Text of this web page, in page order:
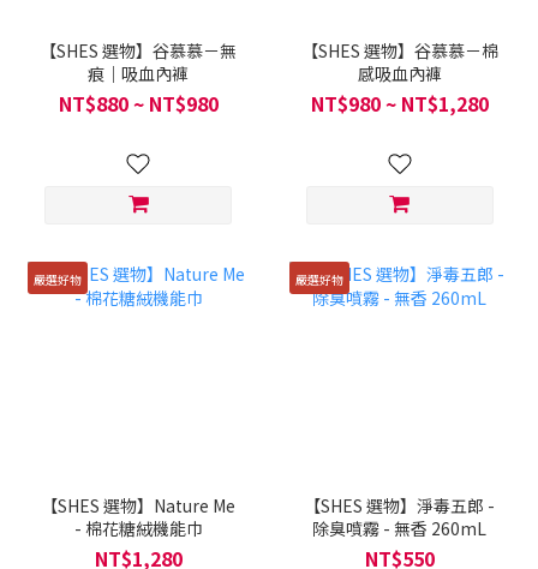
【SHES 選物】谷慕慕－無
痕｜吸血內褲
NT$880 ~ NT$980
【SHES 選物】谷慕慕－棉
感吸血內褲
NT$980 ~ NT$1,280
嚴選好物
【SHES 選物】Nature Me
- 棉花糖絨機能巾
NT$1,280
嚴選好物
【SHES 選物】淨毒五郎 -
除臭噴霧 - 無香 260mL
NT$550